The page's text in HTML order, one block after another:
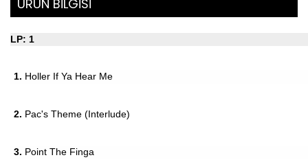
ÜRÜN BİLGİSİ
LP: 1
1. Holler If Ya Hear Me
2. Pac's Theme (Interlude)
3. Point The Finga